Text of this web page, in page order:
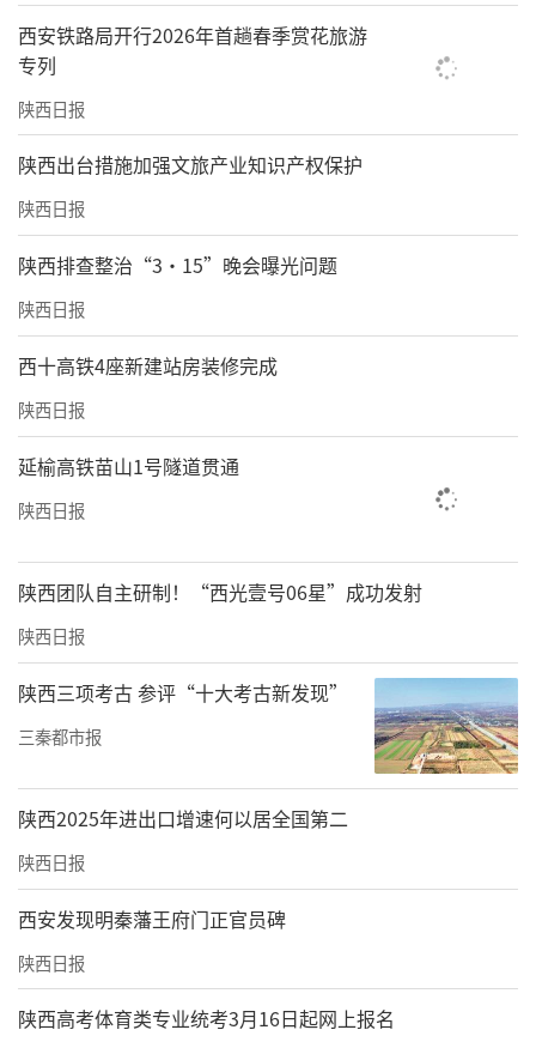
西安铁路局开行2026年首趟春季赏花旅游
专列
陕西日报
​陕西出台措施加强文旅产业知识产权保护
陕西日报
陕西排查整治“3·15”晚会曝光问题
陕西日报
西十高铁4座新建站房装修完成
陕西日报
延榆高铁苗山1号隧道贯通
陕西日报
陕西团队自主研制！“西光壹号06星”成功发射
陕西日报
陕西三项考古 参评“十大考古新发现”
三秦都市报
陕西2025年进出口增速何以居全国第二
陕西日报
西安发现明秦藩王府门正官员碑
陕西日报
陕西高考体育类专业统考3月16日起网上报名